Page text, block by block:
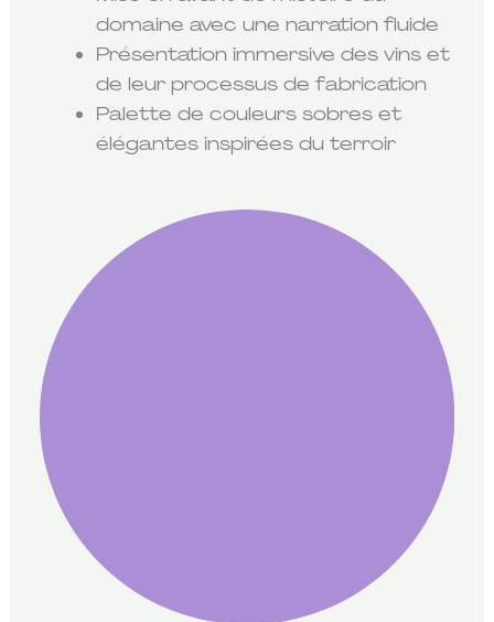
domaine avec une narration fluide
Présentation immersive des vins et
de leur processus de fabrication
Palette de couleurs sobres et
élégantes inspirées du terroir